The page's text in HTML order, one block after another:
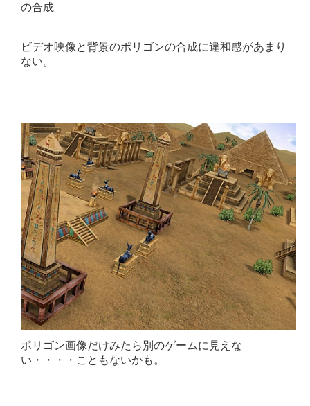
の合成
ビデオ映像と背景のポリゴンの合成に違和感があまり
ない。
ポリゴン画像だけみたら別のゲームに見えな
い・・・・こともないかも。